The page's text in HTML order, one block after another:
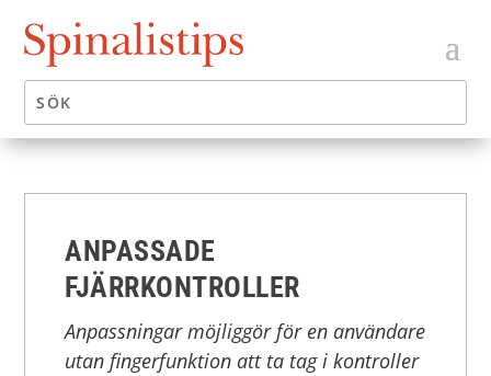
ANPASSADE
FJÄRRKONTROLLER
Anpassningar möjliggör för en användare
utan fingerfunktion att ta tag i kontroller